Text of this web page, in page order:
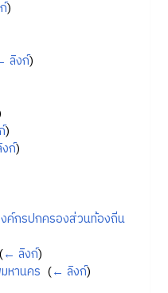
)
ลิงก์)
)
ก์)
ค์กรปกครองส่วนท้องถิ่น
(← ลิงก์)
หานคร (← ลิงก์)